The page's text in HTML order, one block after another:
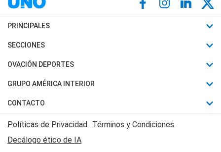
PRINCIPALES
Últimas Noticias
Política
Judiciales
Economia
SECCIONES
Horóscopo
Motores
Trucos caseros
Series y Películas
Edictos y Solicitadas
OVACIÓN DEPORTES
Fútbol
Mundial
Automovilismo
Rugby
GRUPO AMÉRICA INTERIOR
Canal 7 en Vivo
CONTACTO
Acerca de Nosotros
Contactanos
Políticas de Privacidad Términos y Condiciones
Decálogo ético de IA